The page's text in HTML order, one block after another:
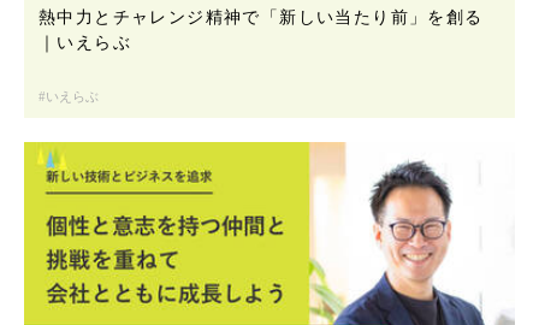
熱中力とチャレンジ精神で「新しい当たり前」を創る
｜いえらぶ
いえらぶ